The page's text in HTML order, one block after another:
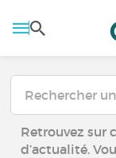
Retrouvez sur
d’actualité.